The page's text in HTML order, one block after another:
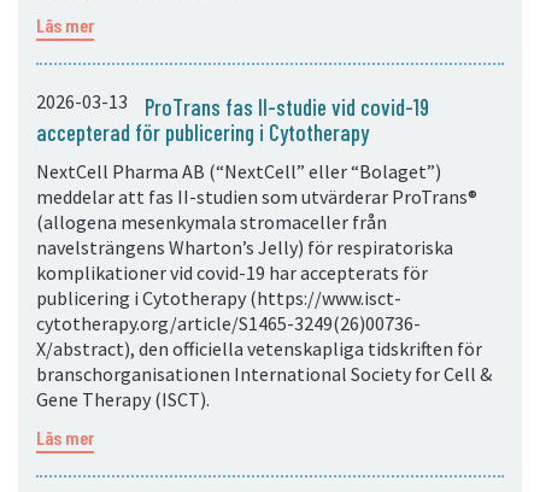
Läs mer
2026-03-13
ProTrans fas II-studie vid covid-19
accepterad för publicering i Cytotherapy
NextCell Pharma AB (“NextCell” eller “Bolaget”)
meddelar att fas II-studien som utvärderar ProTrans®
(allogena mesenkymala stromaceller från
navelsträngens Wharton’s Jelly) för respiratoriska
komplikationer vid covid-19 har accepterats för
publicering i Cytotherapy (https://www.isct-
cytotherapy.org/article/S1465-3249(26)00736-
X/abstract), den officiella vetenskapliga tidskriften för
branschorganisationen International Society for Cell &
Gene Therapy (ISCT).
Läs mer